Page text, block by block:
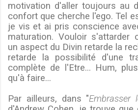
motivation d'aller toujours au
confort que cherche l'ego. Tel
je vis et ai pris conscience
maturation. Vouloir s'attarder
un aspect du Divin retarde la
retarde la possibilité d'une
complète de l'Etre... Hum,
qu'à faire...
Par ailleurs, dans "Embrasser